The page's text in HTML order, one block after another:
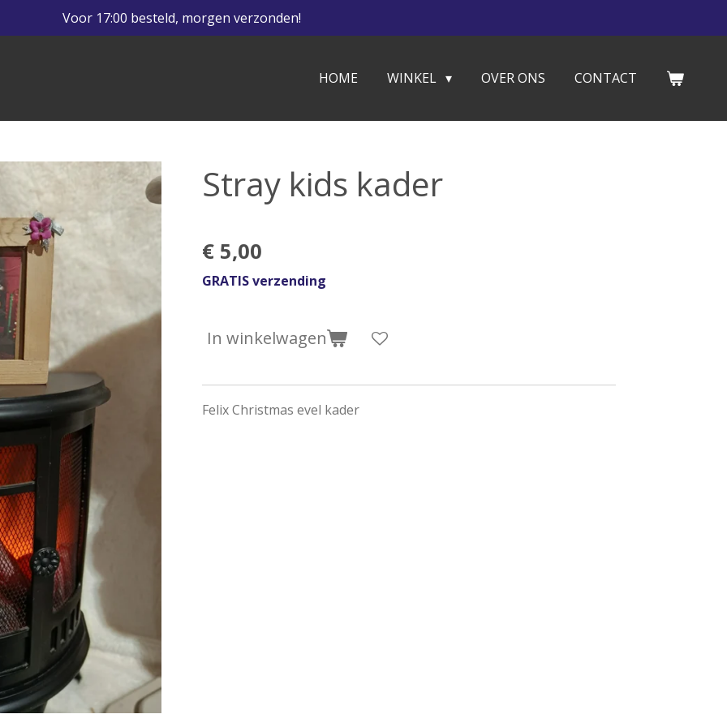
Voor 17:00 besteld, morgen verzonden!
HOME WINKEL OVER ONS CONTACT
Stray kids kader
€ 5,00
GRATIS verzending
In winkelwagen
Felix Christmas evel kader